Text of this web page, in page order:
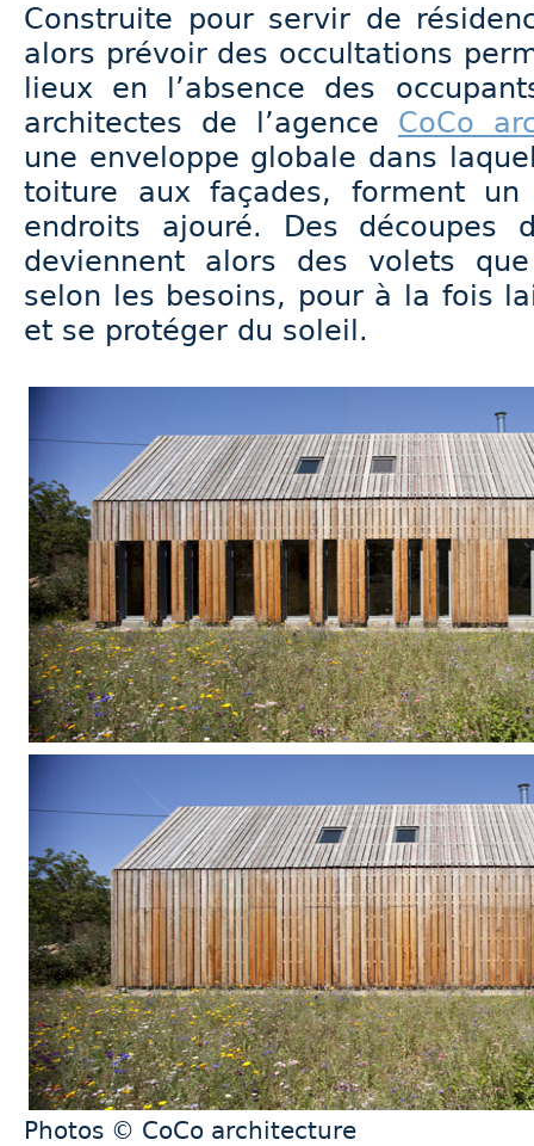
Construite pour servir de
alors prévoir des occultations
lieux en l’absence des
architectes de l’agence CoCo
une enveloppe globale dans
toiture aux façades, forment un
endroits ajouré. Des découpes
deviennent alors des volets
selon les besoins, pour à la fois
et se protéger du soleil.
Photos © CoCo architecture